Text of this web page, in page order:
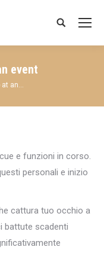
Search:
event
at an…
e funzioni in corso.
personali e inizio
cattura tuo occhio a
battute scadenti